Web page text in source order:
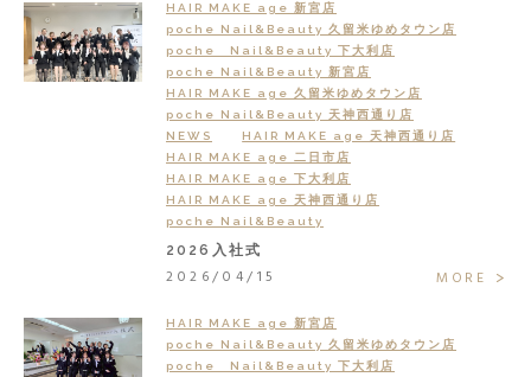
HAIR MAKE age 新宮店
poche Nail&Beauty 久留米ゆめタウン店
poche Nail&Beauty 下大利店
poche Nail&Beauty 新宮店
HAIR MAKE age 久留米ゆめタウン店
poche Nail&Beauty 天神西通り店
NEWS
HAIR MAKE age 天神西通り店
HAIR MAKE age 二日市店
HAIR MAKE age 下大利店
HAIR MAKE age 天神西通り店
poche Nail&Beauty
2026入社式
2026/04/15 MORE
HAIR MAKE age 新宮店
poche Nail&Beauty 久留米ゆめタウン店
poche Nail&Beauty 下大利店